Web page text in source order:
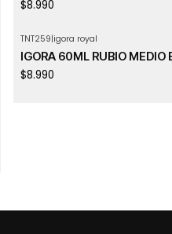
$8.990
TNT259|igora royal
IGORA 60ML RUBIO MEDIO
$8.990